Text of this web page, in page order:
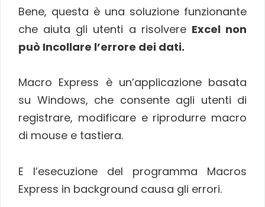
Bene, questa è una soluzione funzionante
che aiuta gli utenti a risolvere Excel non
può Incollare l’errore dei dati.
Macro Express è un’applicazione basata
su Windows, che consente agli utenti di
registrare, modificare e riprodurre macro
di mouse e tastiera.
E l’esecuzione del programma Macros
Express in background causa gli errori.